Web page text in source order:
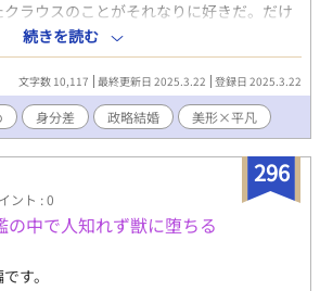
ラウスのことがそれなりに好きだ。だけ
から、全然リルに構ってくれない。その
レイボーイで鳴らしていた。だから、リ
。 それでもめげずに仕事をしたり、クラウ
過ごしていたリル。そんなある日、夫の
ースとして耳に入った！ キレたリルは、
クラウスは、リルが好きだから離婚した
できみが語ってくれた夢を、俺は、大事に
学校を開くという夢には、お金がいるだろ
金を持って、きみに告白しようとし
もらえるなら、なんだってする」 今、な
ルはクラウスへ、今すぐ自分を抱けと要
関係へ、ケチをつけられないように。 二
、白昼堂々、初夜をやりなおす――。 放
続きを読む
文字数 10,117 最終更新日 2025.3.22 登録日 2025.3.22
身分差 政略結婚 美形×平凡
296
ント : 0
の中で人知れず獣に堕ちる
す。